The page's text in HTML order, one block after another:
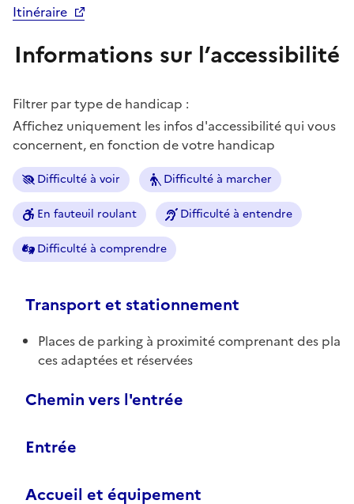
Itinéraire
Informations sur l’accessibilité
Filtrer par type de handicap :
Affichez uniquement les infos d'accessibilité qui vous
concernent, en fonction de votre handicap
Difficulté à voir Difficulté à marcher
En fauteuil roulant Difficulté à entendre
Difficulté à comprendre
Transport et stationnement
Places de parking à proximité comprenant des pla
ces adaptées et réservées
Chemin vers l'entrée
Entrée
Accueil et équipement